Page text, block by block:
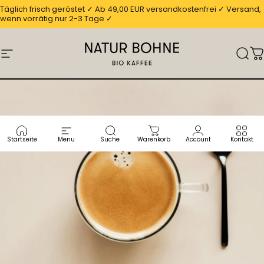
Direkt zum Inhalt
Täglich frisch geröstet ✓ Ab 49,00 EUR versandkostenfrei ✓ Versand,
wenn vorrätig nur 2-3 Tage ✓
Seitennavigation Natur Bohne GmbH
Startseite Menu Suche Warenkorb Account Kontakt